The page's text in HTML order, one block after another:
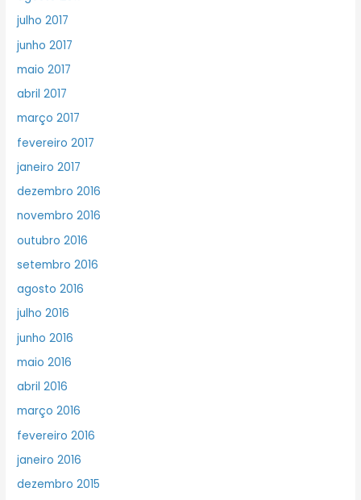
julho 2017
junho 2017
maio 2017
abril 2017
março 2017
fevereiro 2017
janeiro 2017
dezembro 2016
novembro 2016
outubro 2016
setembro 2016
agosto 2016
julho 2016
junho 2016
maio 2016
abril 2016
março 2016
fevereiro 2016
janeiro 2016
dezembro 2015